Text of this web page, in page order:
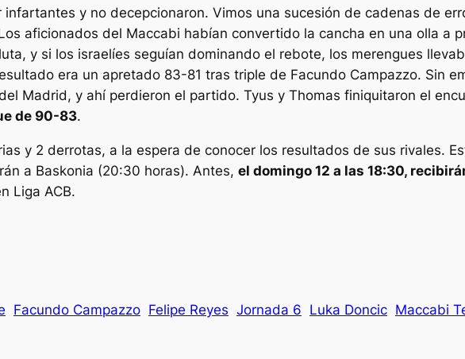
y no decepcionaron. Vimos una sucesión de cadenas de
aficionados del Maccabi habían convertido la cancha en una olla a
y si los israelíes seguían dominando el rebote, los merengues
era un apretado 83-81 tras triple de Facundo Campazzo. Sin
Madrid, y ahí perdieron el partido. Tyus y Thomas finiquitaron el
de 90-83.
y 2 derrotas, a la espera de conocer los resultados de sus rivales.
a Baskonia (20:30 horas). Antes, el domingo 12 a las 18:30,
Liga ACB.
Facundo Campazzo Felipe Reyes Jornada 6 Luka Doncic Maccabi